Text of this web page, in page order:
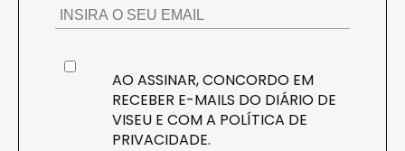
AO ASSINAR, CONCORDO EM
RECEBER E-MAILS DO DIÁRIO DE
VISEU E COM A POLÍTICA DE
PRIVACIDADE.